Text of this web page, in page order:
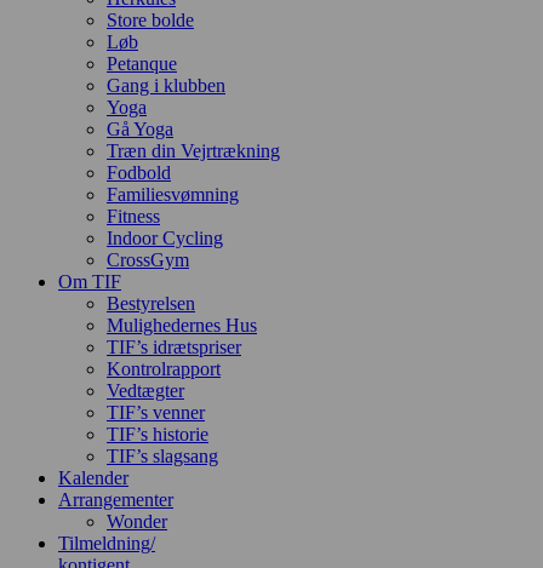
Store bolde
Løb
Petanque
Gang i klubben
Yoga
Gå Yoga
Træn din Vejrtrækning
Fodbold
Familiesvømning
Fitness
Indoor Cycling
CrossGym
Om TIF
Bestyrelsen
Mulighedernes Hus
TIF’s idrætspriser
Kontrolrapport
Vedtægter
TIF’s venner
TIF’s historie
TIF’s slagsang
Kalender
Arrangementer
Wonder
Tilmeldning/